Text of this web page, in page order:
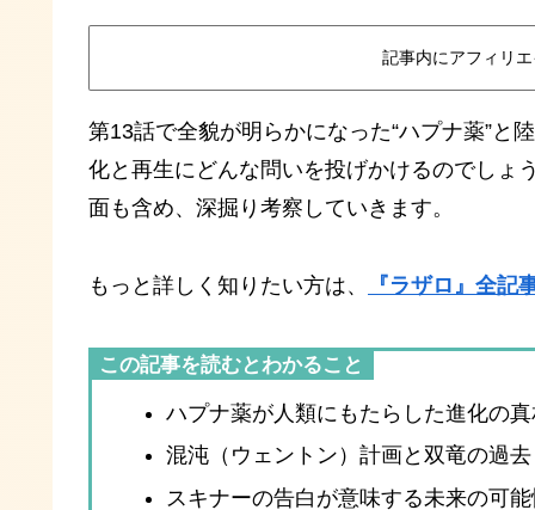
記事内にアフィリ
第13話で全貌が明らかになった“ハプナ薬”と
化と再生にどんな問いを投げかけるのでしょ
面も含め、深掘り考察していきます。
もっと詳しく知りたい方は、 『ラザロ』全記
この記事を読むとわかること
ハプナ薬が人類にもたらした進化の
混沌（ウェントン）計画と双竜の過去
スキナーの告白が意味する未来の可